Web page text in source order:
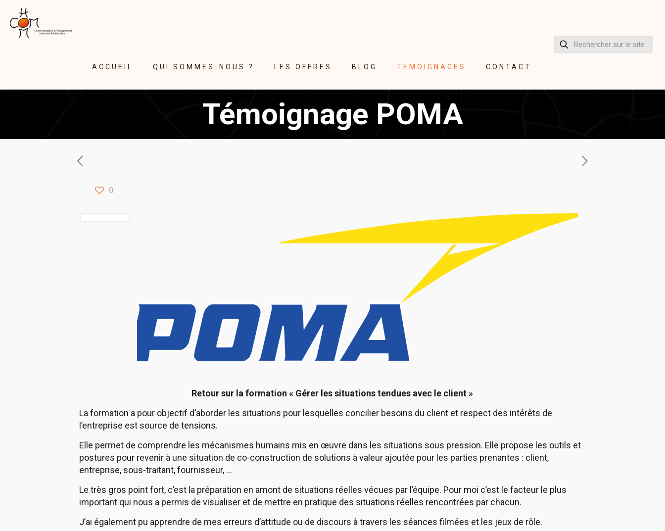
ACCUEIL QUI SOMMES-NOUS ? LES OFFRES BLOG TEMOIGNAGES CONTACT
Témoignage POMA
0
Retour sur la formation « Gérer les situations tendues avec le client »
La formation a pour objectif d’aborder les situations pour lesquelles concilier besoins du client et respect des intérêts de
l’entreprise est source de tensions.
Elle permet de comprendre les mécanismes humains mis en œuvre dans les situations sous pression. Elle propose les outils et
postures pour revenir à une situation de co-construction de solutions à valeur ajoutée pour les parties prenantes : client,
entreprise, sous-traitant, fournisseur, …
Le très gros point fort, c’est la préparation en amont de situations réelles vécues par l’équipe. Pour moi c’est le facteur le plus
important qui nous a permis de visualiser et de mettre en pratique des situations réelles rencontrées par chacun.
J’ai également pu apprendre de mes erreurs d’attitude ou de discours à travers les séances filmées et les jeux de rôle.